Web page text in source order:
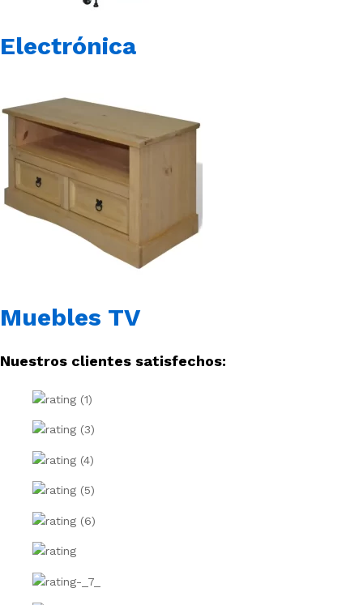
Electrónica
Muebles TV
Nuestros clientes satisfechos: